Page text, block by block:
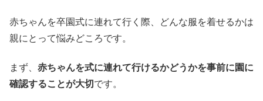
赤ちゃんを卒園式に連れて行く際、どんな服を着せるかは
親にとって悩みどころです。
まず、 赤ちゃんを式に連れて行けるかどうかを事前に園に
確認することが大切 です。